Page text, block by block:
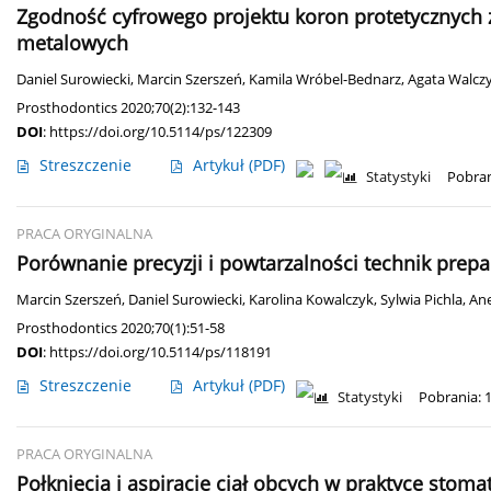
Zgodność cyfrowego projektu koron
metalowych
Daniel Surowiecki, Marcin Szerszeń, Kamila Wróbel-Bednarz,Agata
Prosthodontics 2020;70(2):132-143
DOI: https://doi.org/10.5114/ps/122309
Streszczenie Artykuł (PDF)
Statystyki
PRACA ORYGINALNA
Porównanie precyzji i powtarzalności technik
Marcin Szerszeń, Daniel Surowiecki, Karolina Kowalczyk,Sylwia Pichla,
Prosthodontics 2020;70(1):51-58
DOI: https://doi.org/10.5114/ps/118191
Streszczenie Artykuł (PDF)
Statystyki Pobrania:
PRACA ORYGINALNA
Połknięcia i aspiracje ciał obcych w praktyce